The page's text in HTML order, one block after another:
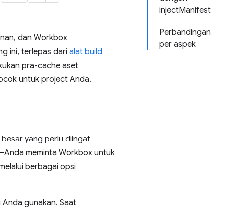
injectManifest
Perbandingan
per aspek
dan Workbox
ini, terlepas dari alat build
pra-cache aset
untuk project Anda.
yang perlu diingat
meminta Workbox untuk
berbagai opsi
gunakan. Saat